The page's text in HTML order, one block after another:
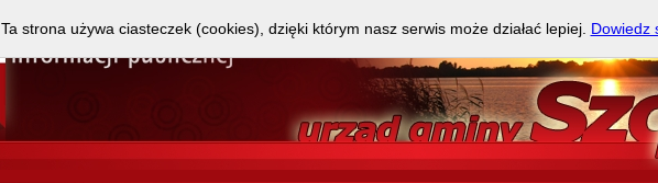
Ta strona używa ciasteczek (cookies), dzięki którym nasz serwis może działać lepiej. Dowiedz